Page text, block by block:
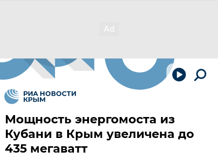
Мощность энергомоста из
Кубани в Крым увеличена до
435 мегаватт